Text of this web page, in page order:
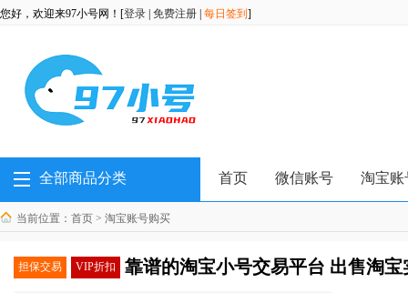
您好，欢迎来97小号网！[登录 免费注册 每日签到 ]
全部商品分类 首页 微信账号 淘宝账
当前位置： 首页 > 淘宝账号购买
担保交易 VIP折扣 靠谱的淘宝小号交易平台 出售淘